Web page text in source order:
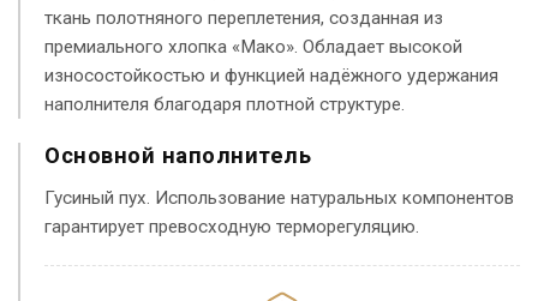
ткань полотняного переплетения, созданная из
премиального хлопка «Мако». Обладает высокой
износостойкостью и функцией надёжного удержания
наполнителя благодаря плотной структуре.
Основной наполнитель
Гусиный пух. Использование натуральных компонентов
гарантирует превосходную терморегуляцию.